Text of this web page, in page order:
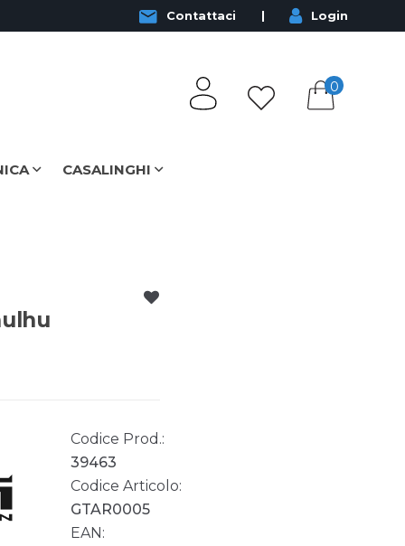
Contattaci Login
0
CASALINGHI
Codice Prod.:
39463
Codice Articolo:
GTAR0005
EAN: